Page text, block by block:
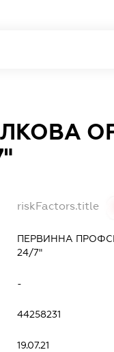
riskFactors.title
ПЕРВИННА
24/7"
-
44258231
19.07.21